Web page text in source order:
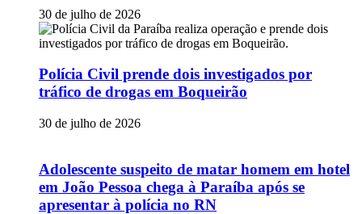
30 de julho de 2026
Polícia Civil prende dois investigados por
tráfico de drogas em Boqueirão
30 de julho de 2026
Adolescente suspeito de matar homem em hotel
em João Pessoa chega à Paraíba após se
apresentar à polícia no RN